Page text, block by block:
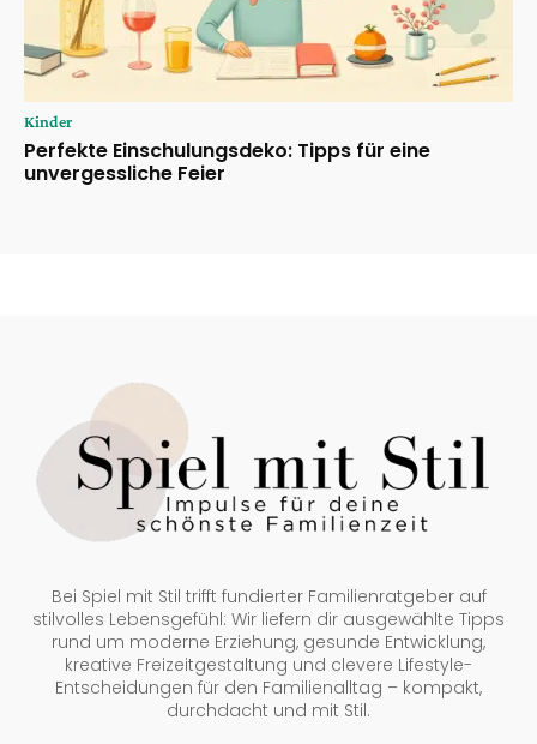
Kinder
Perfekte Einschulungsdeko: Tipps für eine
unvergessliche Feier
Bei Spiel mit Stil trifft fundierter Familienratgeber auf
stilvolles Lebensgefühl: Wir liefern dir ausgewählte Tipps
rund um moderne Erziehung, gesunde Entwicklung,
kreative Freizeitgestaltung und clevere Lifestyle-
Entscheidungen für den Familienalltag – kompakt,
durchdacht und mit Stil.